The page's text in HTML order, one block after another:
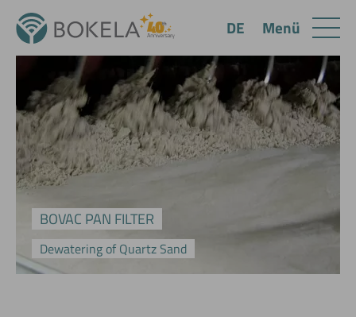
BOVAC PAN FILTER
Dewatering of Quartz Sand
Menü
DE